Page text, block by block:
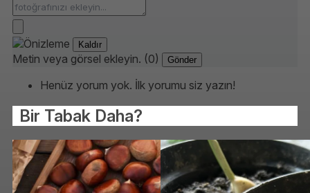
Kaldır
Metin veya görsel ekleyin. (0) Gönder
Henüz yorum yok. İlk yorumu siz yazın!
Bir Tabak Daha?